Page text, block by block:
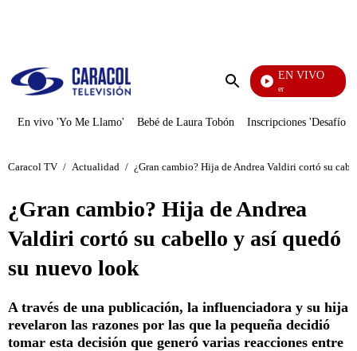
Enviar
EN VIVO
En vivo 'Yo Me Llamo' Bebé de Laura Tobón Inscripciones 'Desafío'
Caracol TV / Actualidad / ¿Gran cambio? Hija de Andrea Valdiri cortó su
¿Gran cambio? Hija de Andrea
Valdiri cortó su cabello y así quedó
su nuevo look
A través de una publicación, la influenciadora y su hija
revelaron las razones por las que la pequeña decidió
tomar esta decisión que generó varias reacciones entre